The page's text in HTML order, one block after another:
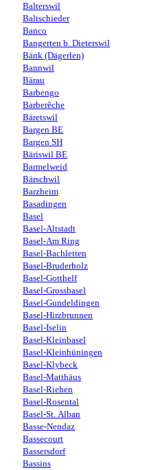
Balterswil
Baltschieder
Banco
Bangerten b. Dieterswil
Bänk (Dägerlen)
Bannwil
Bärau
Barbengo
Barberêche
Bäretswil
Bargen BE
Bargen SH
Bäriswil BE
Barmelweid
Bärschwil
Barzheim
Basadingen
Basel
Basel-Altstadt
Basel-Am Ring
Basel-Bachletten
Basel-Bruderholz
Basel-Gotthelf
Basel-Grossbasel
Basel-Gundeldingen
Basel-Hirzbrunnen
Basel-Iselin
Basel-Kleinbasel
Basel-Kleinhüningen
Basel-Klybeck
Basel-Matthäus
Basel-Riehen
Basel-Rosental
Basel-St. Alban
Basse-Nendaz
Bassecourt
Bassersdorf
Bassins